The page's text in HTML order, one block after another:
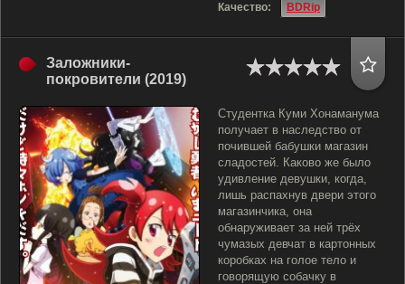
Качество:
BDRip
Заложники-
покровители (2019)
Студентка Куми Хонаманума
получает в наследство от
почившей бабушки магазин
сладостей. Каково же было
удивление девушки, когда,
лишь распахнув двери этого
магазинчика, она
обнаруживает за ней трёх
чумазых девчат в картонных
коробках на голое тело и
говорящую собачку в